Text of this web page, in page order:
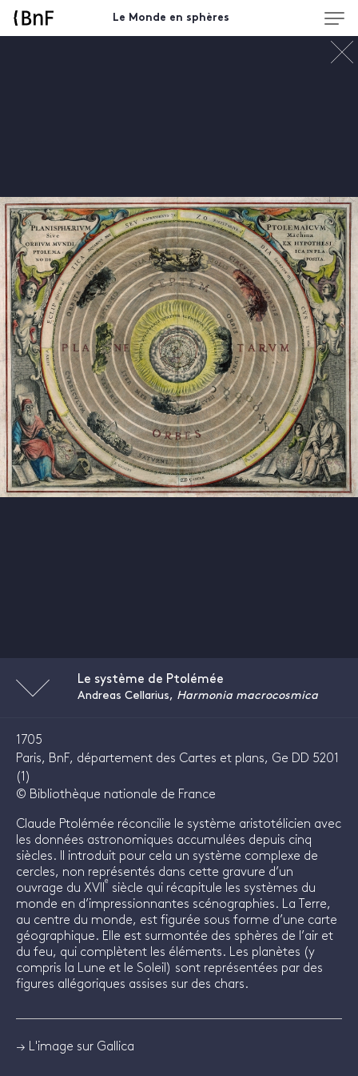
Le Monde en sphères
Le système de Ptolémée
Andreas Cellarius, Harmonia macrocosmica
1705
Paris, BnF, département des Cartes et plans, Ge DD 5201
(1)
© Bibliothèque nationale de France
Claude Ptolémée réconcilie le système aristotélicien avec
les données astronomiques accumulées depuis cinq
siècles. Il introduit pour cela un système complexe de
cercles, non représentés dans cette gravure d’un
ouvrage du XVII
e
siècle qui récapitule les systèmes du
monde en d’impressionnantes scénographies. La Terre,
au centre du monde, est figurée sous forme d’une carte
géographique. Elle est surmontée des sphères de l’air et
du feu, qui complètent les éléments. Les planètes (y
compris la Lune et le Soleil) sont représentées par des
figures allégoriques assises sur des chars.
→ L'image sur Gallica